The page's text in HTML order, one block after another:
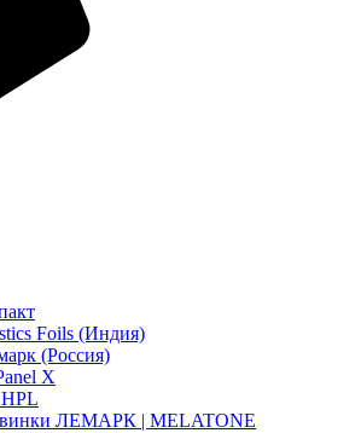
Foils (Индия)
(Россия)
X
ЛЕМАРК | MELATONE